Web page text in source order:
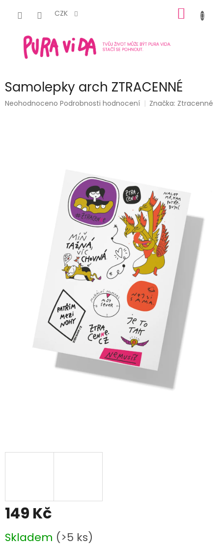
CZK
KOŠÍK
Samolepky arch ZTRACENNÉ
Průměrné
Neohodnoceno Podrobnosti hodnocení Značka: Ztracenné
149 Kč
cena:
Skladem (>5 ks)